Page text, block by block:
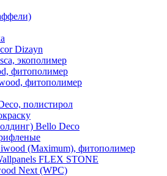
Dizayn
экополимер
фитополимер
фитополимер
полистирол
Bello Deco
(Maximum), фитополимер
FLEX STONE
Next (WPC)